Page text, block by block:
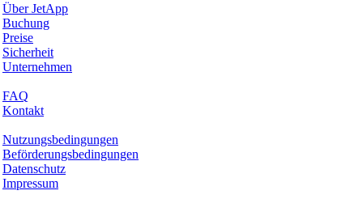
Über JetApp
Buchung
Preise
Sicherheit
Unternehmen
FAQ
Kontakt
Nutzungsbedingungen
Beförderungsbedingungen
Datenschutz
Impressum